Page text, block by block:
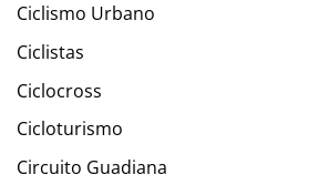
Ciclismo Urbano
Ciclistas
Ciclocross
Cicloturismo
Circuito Guadiana